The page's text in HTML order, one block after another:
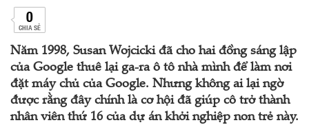
0
CHIA SẺ
Năm 1998, Susan Wojcicki đã cho hai đồng sáng lập
của Google thuê lại ga-ra ô tô nhà mình để làm nơi
đặt máy chủ của Google. Nhưng không ai lại ngờ
được rằng đây chính là cơ hội đã giúp cô trở thành
nhân viên thứ 16 của dự án khởi nghiệp non trẻ này.